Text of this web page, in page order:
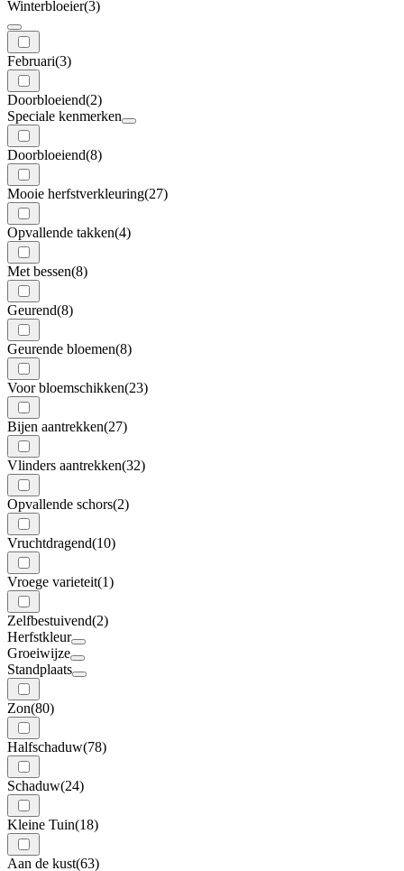
Winterbloeier(3)
Februari(3)
Doorbloeiend(2)
Speciale kenmerken
Doorbloeiend(8)
Mooie herfstverkleuring(27)
Opvallende takken(4)
Met bessen(8)
Geurend(8)
Geurende bloemen(8)
Voor bloemschikken(23)
Bijen aantrekken(27)
Vlinders aantrekken(32)
Opvallende schors(2)
Vruchtdragend(10)
Vroege varieteit(1)
Zelfbestuivend(2)
Herfstkleur
Groeiwijze
Standplaats
Zon(80)
Halfschaduw(78)
Schaduw(24)
Kleine Tuin(18)
Aan de kust(63)